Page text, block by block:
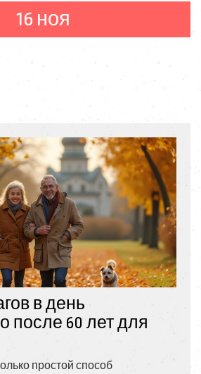
16 ноя
в день
после 60 лет для
простой способ